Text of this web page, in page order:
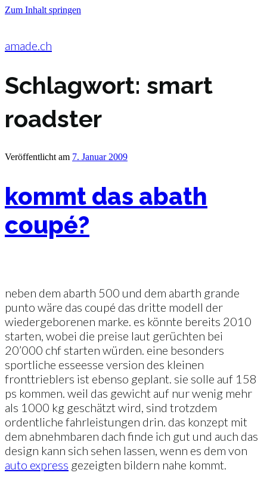
Zum Inhalt springen
amade.ch
Schlagwort: smart
roadster
Veröffentlicht am 7. Januar 2009
kommt das abath
coupé?
neben dem abarth 500 und dem abarth grande
punto wäre das coupé das dritte modell der
wiedergeborenen marke. es könnte bereits 2010
starten, wobei die preise laut gerüchten bei
20’000 chf starten würden. eine besonders
sportliche esseesse version des kleinen
fronttrieblers ist ebenso geplant. sie solle auf 158
ps kommen. weil das gewicht auf nur wenig mehr
als 1000 kg geschätzt wird, sind trotzdem
ordentliche fahrleistungen drin. das konzept mit
dem abnehmbaren dach finde ich gut und auch das
design kann sich sehen lassen, wenn es dem von
auto express gezeigten bildern nahe kommt.